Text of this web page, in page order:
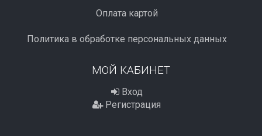
Оплата картой
Политика в обработке персональных данных
МОЙ КАБИНЕТ
Вход
Регистрация